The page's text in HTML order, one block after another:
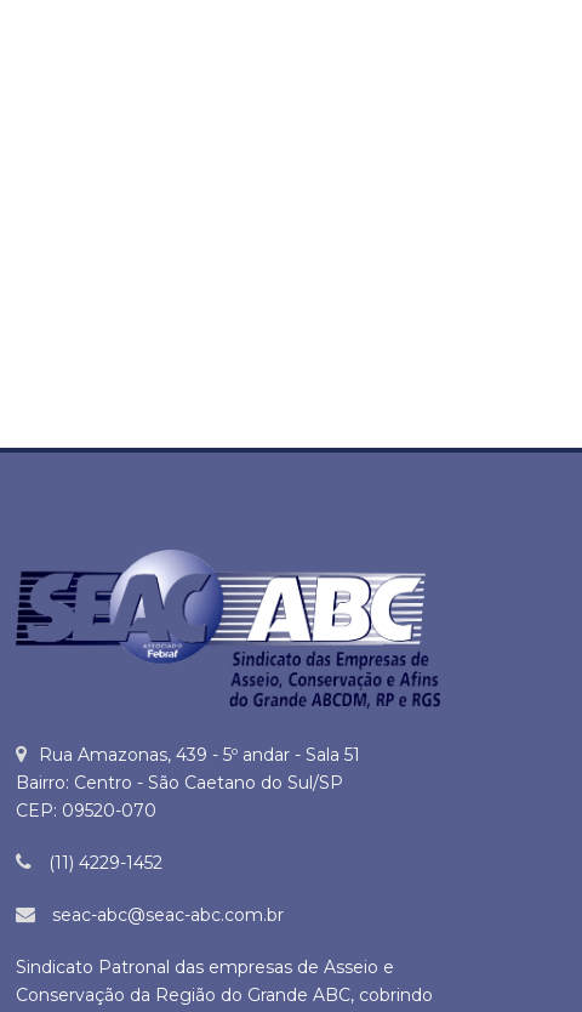
Rua Amazonas, 439 - 5º andar - Sala 51
Bairro: Centro - São Caetano do Sul/SP
CEP: 09520-070
(11) 4229-1452
seac-abc@seac-abc.com.br
Sindicato Patronal das empresas de Asseio e
Conservação da Região do Grande ABC, cobrindo